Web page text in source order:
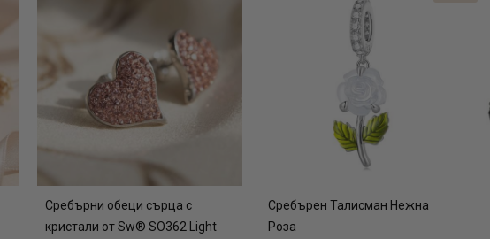
Сребърни обеци сърца с
кристали от Sw® SO362 Light
Сребърен Талисман Нежна
Роза